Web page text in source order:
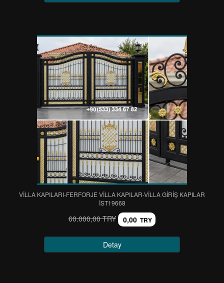
VİLLA KAPILARI-FERFORJE VİLLA KAPILAR-VİLLA GİRİŞ KAPILAR
IST19668
60.000,00 TRY 0,00 TRY
Detay